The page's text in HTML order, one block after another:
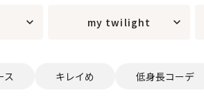
my twilight
ス キレイめ 低身長コーデ